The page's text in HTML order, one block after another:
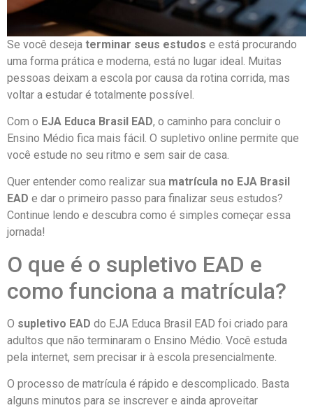
Se você deseja terminar seus estudos e está procurando
uma forma prática e moderna, está no lugar ideal. Muitas
pessoas deixam a escola por causa da rotina corrida, mas
voltar a estudar é totalmente possível.
Com o EJA Educa Brasil EAD, o caminho para concluir o
Ensino Médio fica mais fácil. O supletivo online permite que
você estude no seu ritmo e sem sair de casa.
Quer entender como realizar sua matrícula no EJA Brasil
EAD e dar o primeiro passo para finalizar seus estudos?
Continue lendo e descubra como é simples começar essa
jornada!
O que é o supletivo EAD e
como funciona a matrícula?
O supletivo EAD do EJA Educa Brasil EAD foi criado para
adultos que não terminaram o Ensino Médio. Você estuda
pela internet, sem precisar ir à escola presencialmente.
O processo de matrícula é rápido e descomplicado. Basta
alguns minutos para se inscrever e ainda aproveitar